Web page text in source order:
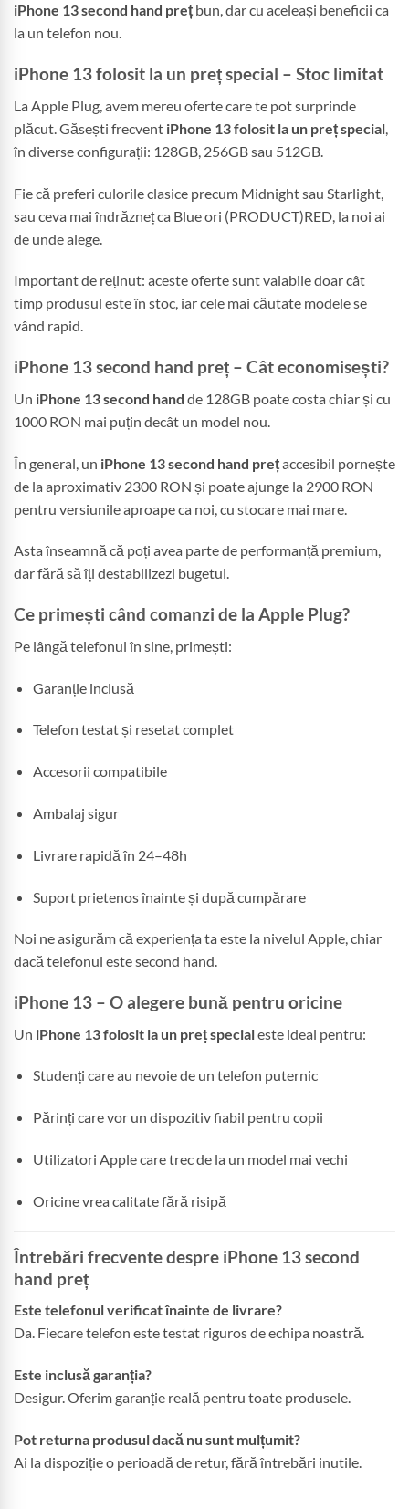
iPhone 13 second hand preț bun, dar cu aceleași beneficii ca
la un telefon nou.
iPhone 13 folosit la un preț special – Stoc limitat
La Apple Plug, avem mereu oferte care te pot surprinde
plăcut. Găsești frecvent iPhone 13 folosit la un preț special
în diverse configurații: 128GB, 256GB sau 512GB.
Fie că preferi culorile clasice precum Midnight sau Starlight,
sau ceva mai îndrăzneț ca Blue ori (PRODUCT)RED, la noi ai
de unde alege.
Important de reținut: aceste oferte sunt valabile doar cât
timp produsul este în stoc, iar cele mai căutate modele se
vând rapid.
iPhone 13 second hand preț – Cât economisești?
Un iPhone 13 second hand de 128GB poate costa chiar și cu
1000 RON mai puțin decât un model nou.
În general, un iPhone 13 second hand prețaccesibil pornește
de la aproximativ 2300 RON și poate ajunge la 2900 RON
pentru versiunile aproape ca noi, cu stocare mai mare.
Asta înseamnă că poți avea parte de performanță premium,
dar fără să îți destabilizezi bugetul.
Ce primești când comanzi de la Apple Plug?
Pe lângă telefonul în sine, primești:
Garanție inclusă
Telefon testat și resetat complet
Accesorii compatibile
Ambalaj sigur
Livrare rapidă în 24–48h
Suport prietenos înainte și după cumpărare
Noi ne asigurăm că experiența ta este la nivelul Apple, chiar
dacă telefonul este second hand.
iPhone 13 – O alegere bună pentru oricine
Un iPhone 13 folosit la un preț specialeste ideal pentru:
Studenți care au nevoie de un telefon puternic
Părinți care vor un dispozitiv fiabil pentru copii
Utilizatori Apple care trec de la un model mai vechi
Oricine vrea calitate fără risipă
Întrebări frecvente despre iPhone 13 second
hand preț
Este telefonul verificat înainte de livrare?
Da. Fiecare telefon este testat riguros de echipa noastră.
Este inclusă garanția?
Desigur. Oferim garanție reală pentru toate produsele.
Pot returna produsul dacă nu sunt mulțumit?
Ai la dispoziție o perioadă de retur, fără întrebări inutile.